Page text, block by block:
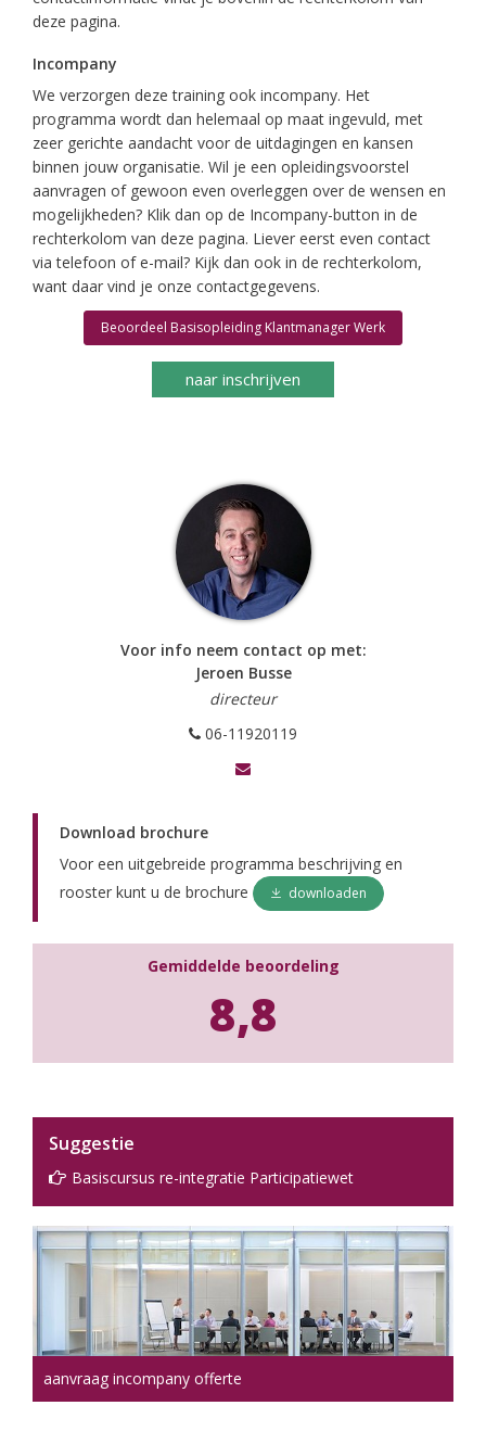
deze pagina.
Incompany
We verzorgen deze training ook incompany. Het
programma wordt dan helemaal op maat ingevuld, met
zeer gerichte aandacht voor de uitdagingen en kansen
binnen jouw organisatie. Wil je een opleidingsvoorstel
aanvragen of gewoon even overleggen over de wensen en
mogelijkheden? Klik dan op de Incompany-button in de
rechterkolom van deze pagina. Liever eerst even contact
via telefoon of e-mail? Kijk dan ook in de rechterkolom,
want daar vind je onze contactgegevens.
Beoordeel Basisopleiding Klantmanager Werk
naar inschrijven
Voor info neem contact op met:
Jeroen Busse
directeur
06-11920119
Download brochure
Voor een uitgebreide programma beschrijving en
rooster kunt u de brochure
downloaden
Gemiddelde beoordeling
8,8
Suggestie
Basiscursus re-integratie Participatiewet
aanvraag incompany offerte